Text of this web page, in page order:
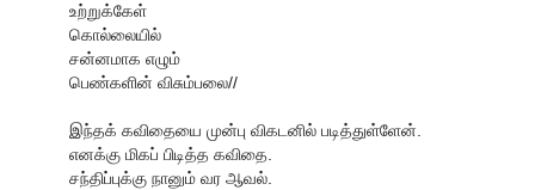
உற்றுக்கேள்
கொல்லையில்
சன்னமாக எழும்
பெண்களின் விசும்பலை//
இந்தக் கவிதையை முன்பு விகடனில் படித்துள்ளேன்.
எனக்கு மிகப் பிடித்த கவிதை.
சந்திப்புக்கு நானும் வர ஆவல்.